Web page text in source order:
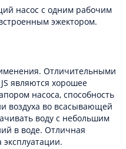
насос с одним рабочим
эжектором.
Отличительными
являются хорошее
насоса, способность
воздуха во всасывающей
воду с небольшим
в воде. Отличная